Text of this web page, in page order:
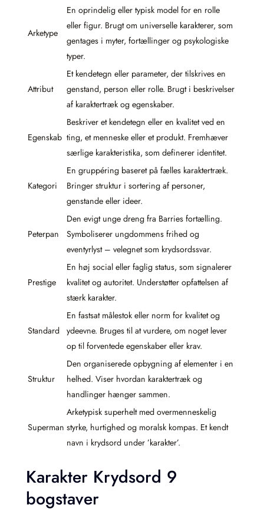
Arketype
En oprindelig eller typisk model for en rolle
eller figur. Brugt om universelle karakterer, som
gentages i myter, fortællinger og psykologiske
typer.
Attribut
Et kendetegn eller parameter, der tilskrives en
genstand, person eller rolle. Brugt i beskrivelser
af karaktertræk og egenskaber.
Egenskab
Beskriver et kendetegn eller en kvalitet ved en
ting, et menneske eller et produkt. Fremhæver
særlige karakteristika, som definerer identitet.
Kategori
En gruppéring baseret på fælles karaktertræk.
Bringer struktur i sortering af personer,
genstande eller ideer.
Peterpan
Den evigt unge dreng fra Barries fortælling.
Symboliserer ungdommens frihed og
eventyrlyst – velegnet som krydsordssvar.
Prestige
En høj social eller faglig status, som signalerer
kvalitet og autoritet. Understøtter opfattelsen af
stærk karakter.
Standard
En fastsat målestok eller norm for kvalitet og
ydeevne. Bruges til at vurdere, om noget lever
op til forventede egenskaber eller krav.
Struktur
Den organiserede opbygning af elementer i en
helhed. Viser hvordan karaktertræk og
handlinger hænger sammen.
Superman
Arketypisk superhelt med overmenneskelig
styrke, hurtighed og moralsk kompas. Et kendt
navn i krydsord under ’karakter’.
Karakter Krydsord 9
bogstaver